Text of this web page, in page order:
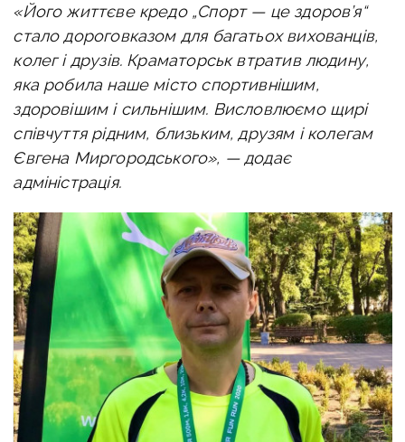
«Його життєве кредо „Спорт — це здоров’я“
стало дороговказом для багатьох вихованців,
колег і друзів. Краматорськ втратив людину,
яка робила наше місто спортивнішим,
здоровішим і сильнішим. Висловлюємо щирі
співчуття рідним, близьким, друзям і колегам
Євгена Миргородського», — додає
адміністрація.